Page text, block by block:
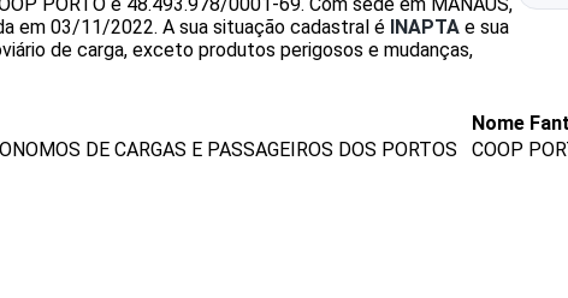
em 03/11/2022. A sua situação cadastral é INAPTA e sua
de carga, exceto produtos perigosos e mudanças,
DE CARGAS E PASSAGEIROS DOS PORTOS
Nome
COOP